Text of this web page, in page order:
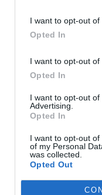
I want to opt-out of
Opted In
I want to opt-out of
Opted In
I want to opt-out
Advertising.
Opted In
I want to opt-out
of my Personal
was collected.
Opted Out